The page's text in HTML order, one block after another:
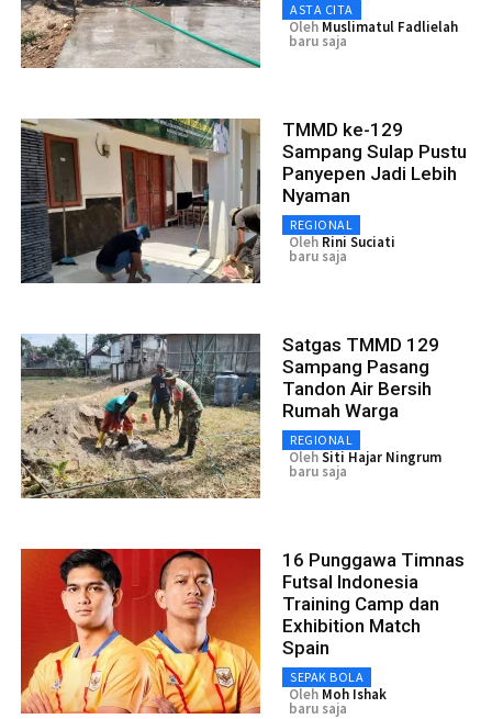
ASTA CITA
Oleh Muslimatul Fadlielah
baru saja
TMMD ke-129
Sampang Sulap Pustu
Panyepen Jadi Lebih
Nyaman
REGIONAL
Oleh Rini Suciati
baru saja
Satgas TMMD 129
Sampang Pasang
Tandon Air Bersih
Rumah Warga
REGIONAL
OlehSiti Hajar Ningrum
baru saja
16 Punggawa Timnas
Futsal Indonesia
Training Camp dan
Exhibition Match
Spain
SEPAK BOLA
Oleh Moh Ishak
baru saja